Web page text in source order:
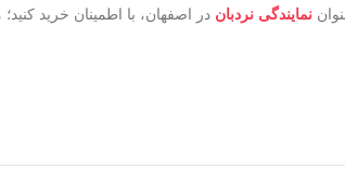
نمایندگی نردبان در اصفهان، با اطمینان خرید